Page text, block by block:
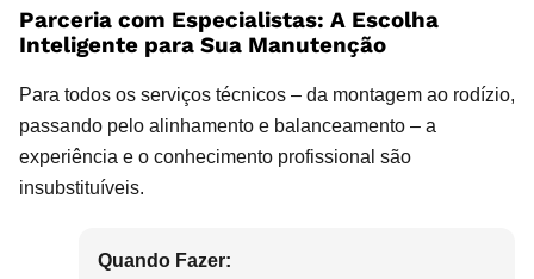
Parceria com Especialistas: A Escolha
Inteligente para Sua Manutenção
Para todos os serviços técnicos – da montagem ao rodízio,
passando pelo alinhamento e balanceamento – a
experiência e o conhecimento profissional são
insubstituíveis.
Quando Fazer: